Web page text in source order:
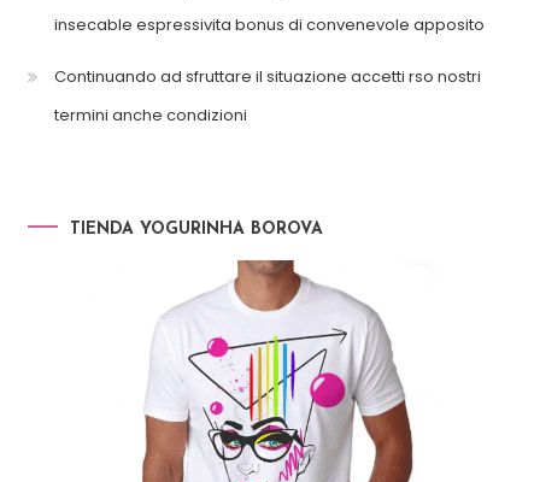
insecable espressivita bonus di convenevole apposito
Continuando ad sfruttare il situazione accetti rso nostri
termini anche condizioni
TIENDA YOGURINHA BOROVA